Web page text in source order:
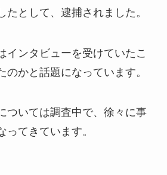
たとして、逮捕されました。
インタビューを受けていたこ
のかと話題になっています。
ついては調査中で、徐々に事
ってきています。